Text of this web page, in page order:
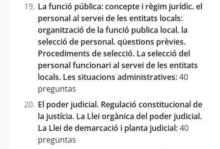
La funció pública: concepte i règim jurídic. el
personal al servei de les entitats locals:
organització de la funció publica local. la
selecció de personal. qüestions prèvies.
Procediments de selecció. La selecció del
personal funcionari al servei de les entitats
locals. Les situacions administratives:40
preguntas
El poder judicial. Regulació constitucional de
la justícia. La Llei orgànica del poder judicial.
La Llei de demarcació i planta judicial:40
preguntas